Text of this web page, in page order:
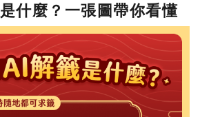
什麼？一張圖帶你看懂